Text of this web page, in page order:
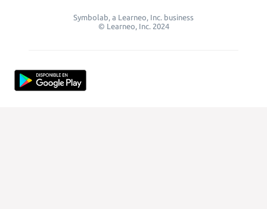
Symbolab, a Learneo, Inc. business
© Learneo, Inc. 2024